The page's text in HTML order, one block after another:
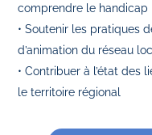
comprendre le handicap
• Soutenir les pratiques
d’animation du réseau
• Contribuer à l’état des
le territoire régional